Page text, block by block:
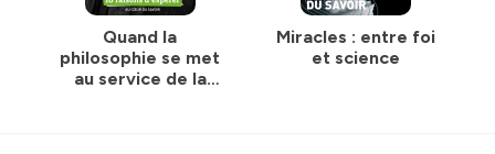
Oudahman
Quand la
philosophie se met
au service de la
Miracles : entre foi
et science